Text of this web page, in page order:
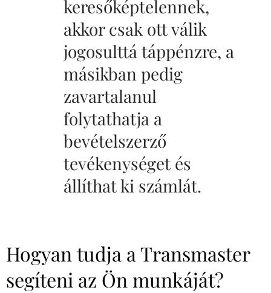
keresőképtelennek,
akkor csak ott válik
jogosulttá táppénzre, a
másikban pedig
zavartalanul
folytathatja a
bevételszerző
tevékenységet és
állíthat ki számlát.
Hogyan tudja a Transmaster
segíteni az Ön munkáját?